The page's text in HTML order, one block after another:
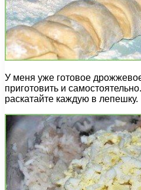
У меня уже готовое
приготовить и
раскатайте каждую в лепешку.